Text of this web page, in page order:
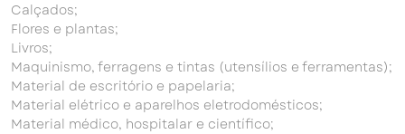
Calçados;
Flores e plantas;
Livros;
Maquinismo, ferragens e tintas (utensílios e ferramentas);
Material de escritório e papelaria;
Material elétrico e aparelhos eletrodomésticos;
Material médico, hospitalar e científico;